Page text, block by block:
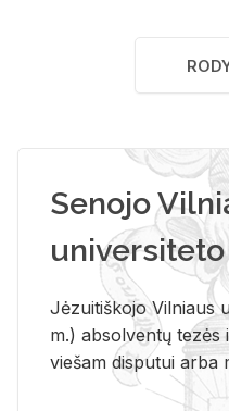
Senojo
Jėzuitiškojo Vilniaus
m.) absolventų
viešam disputui arba